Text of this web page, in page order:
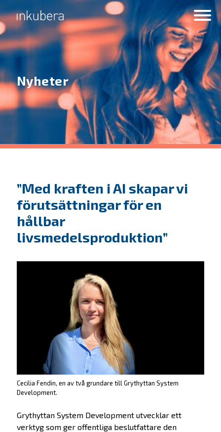
Nyheter
”Med kraften i AI skapar vi
förutsättningar för en
hållbar
livsmedelsproduktion”
Cecilia Fendin, en av två grundare till Grythyttan System
Development.
Grythyttan System Development utvecklar ett
verktyg som ger offentliga beslutfattare den